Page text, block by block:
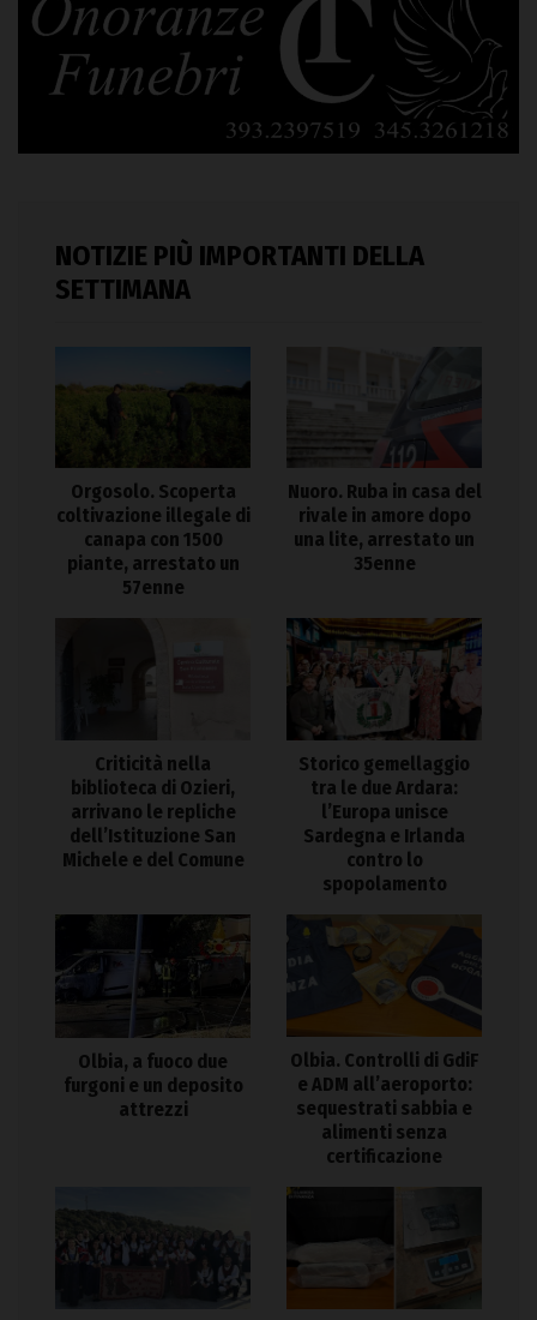
NOTIZIE PIÙ IMPORTANTI DELLA
SETTIMANA
Orgosolo. Scoperta
coltivazione illegale di
canapa con 1500
piante, arrestato un
57enne
Nuoro. Ruba in casa del
rivale in amore dopo
una lite, arrestato un
35enne
Criticità nella
biblioteca di Ozieri,
arrivano le repliche
dell’Istituzione San
Michele e del Comune
Storico gemellaggio
tra le due Ardara:
l’Europa unisce
Sardegna e Irlanda
contro lo
spopolamento
Olbia, a fuoco due
furgoni e un deposito
attrezzi
Olbia. Controlli di GdiF
e ADM all’aeroporto:
sequestrati sabbia e
alimenti senza
certificazione